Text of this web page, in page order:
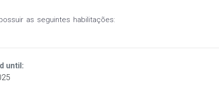
as seguintes habilitações:
until: